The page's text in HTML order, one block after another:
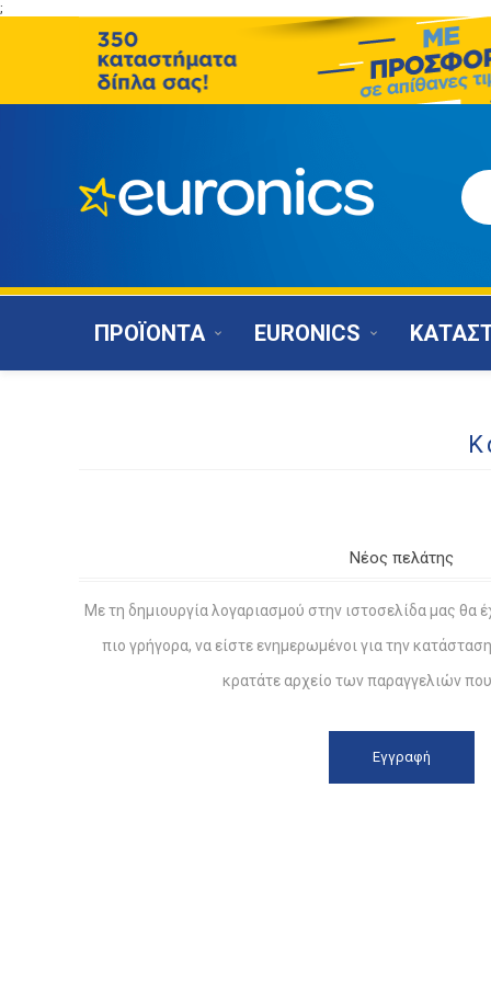
;
ΠΡΟΪΟΝΤΑ EURONICS
Νέος πελάτης
Με τη δημιουργία λογαριασμού στην ιστοσελίδα μας θα
πιο γρήγορα, να είστε ενημερωμένοι για την
κρατάτε αρχείο των παραγγελιών που